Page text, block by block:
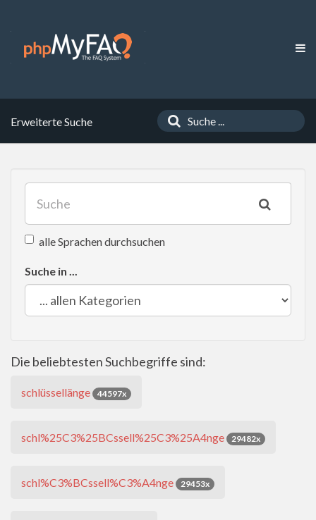
Erweiterte Suche
alle Sprachen durchsuchen
Suche in ...
Die beliebtesten Suchbegriffe sind:
schlüssellänge 44597x
schl%25C3%25BCssell%25C3%25A4nge 29482x
schl%C3%BCssell%C3%A4nge 29453x